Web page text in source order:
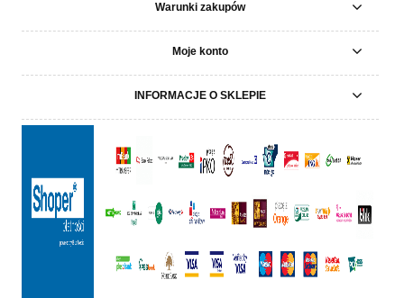
Warunki zakupów
Moje konto
INFORMACJE O SKLEPIE